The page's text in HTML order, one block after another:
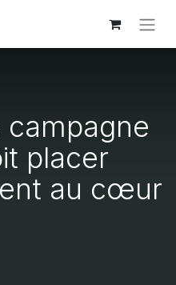
campagne
placer
au cœur